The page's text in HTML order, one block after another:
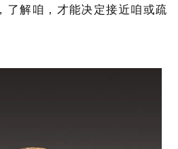
了解咱，才能决定接近咱或疏